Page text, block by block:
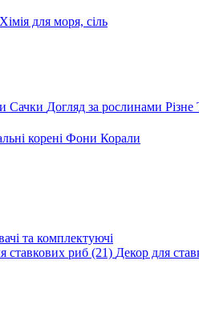
Хімія для моря, сіль
Сачки Догляд за рослинами Різне
корені Фони Корали
та комплектуючі
ставкових риб (21) Декор для